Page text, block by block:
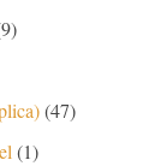
99
4747
11